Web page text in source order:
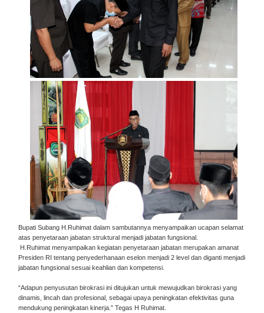
Bupati Subang H.Ruhimat dalam sambutannya menyampaikan ucapan selamat
atas penyetaraan jabatan struktural menjadi jabatan fungsional.
H.Ruhimat menyampaikan kegiatan penyetaraan jabatan merupakan amanat
Presiden RI tentang penyederhanaan eselon menjadi 2 level dan diganti menjadi
jabatan fungsional sesuai keahlian dan kompetensi.
“Adapun penyusutan birokrasi ini ditujukan untuk mewujudkan birokrasi yang
dinamis, lincah dan profesional, sebagai upaya peningkatan efektivitas guna
mendukung peningkatan kinerja.” Tegas H Ruhimat.